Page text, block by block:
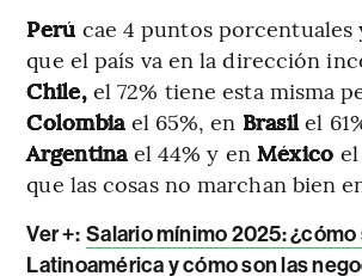
Perú cae 4 puntos porcentuales
que el país va en la dirección
Chile,el 72% tiene esta misma
Colombia el 65%, en Brasilel
Argentina el 44% y en México
que las cosas no marchan bien
Ver +: Salario mínimo 2025:
Latinoamérica y cómo son las